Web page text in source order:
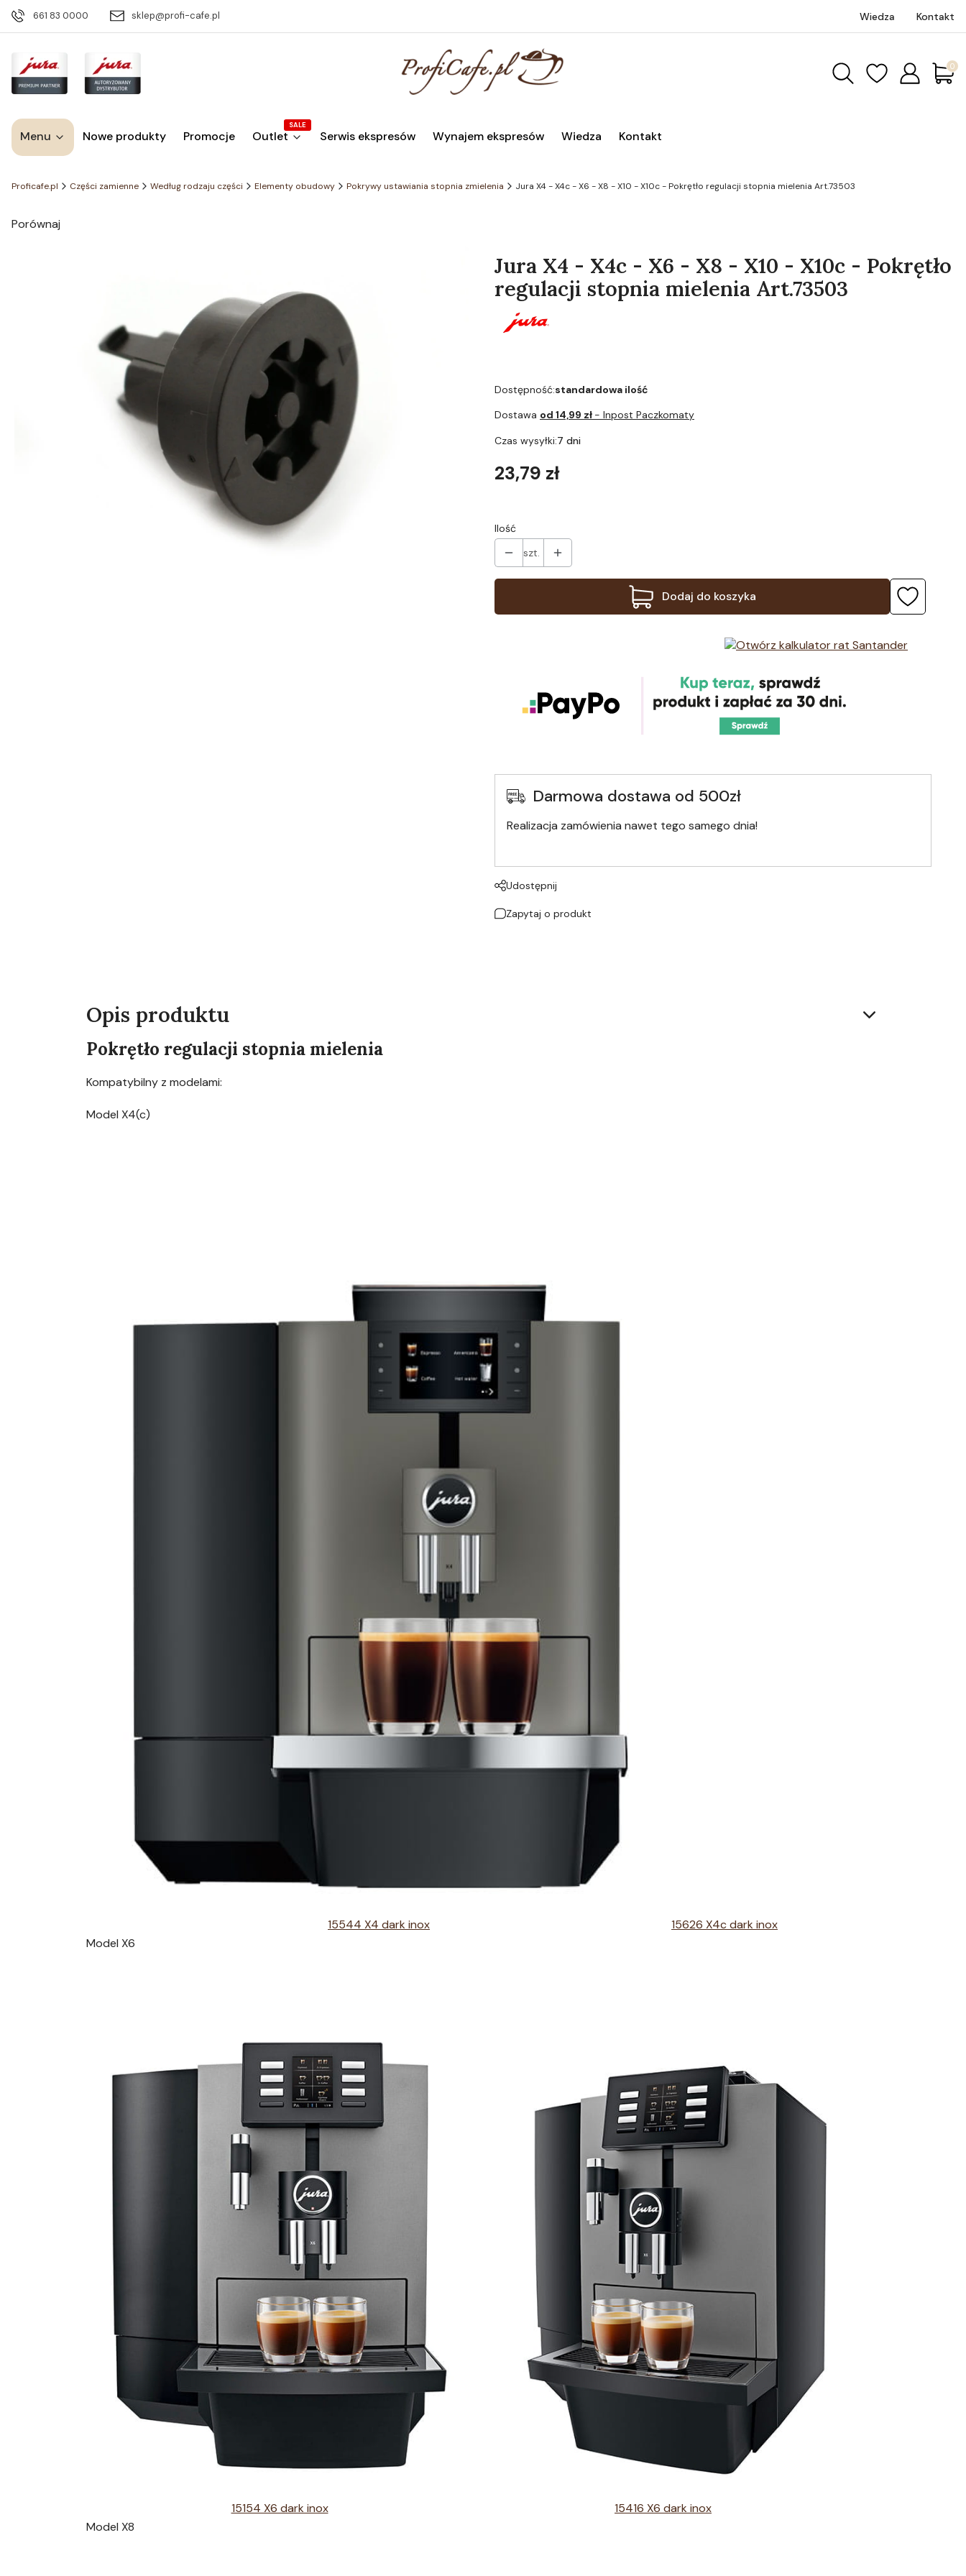
661 83 0000 sklep@profi-cafe.pl Wiedza Kontakt
Menu Nowe produkty Promocje Outlet
SALE
Serwis ekspresów Wynajem ekspresów Wiedza Kontakt
Proficafe.pl Części zamienne Według rodzaju części Elementy obudowy Pokrywy ustawiania stopnia zmielenia Jura X4 - X4c - X6 - X8 - X10 - X10c - Pokrętło regulacji stopnia mielenia Art.73503
Porównaj
Jura X4 - X4c - X6 - X8 - X10 - X10c - Pokrętło
regulacji stopnia mielenia Art.73503
Dostępność:standardowa ilość
Dostawa od 14,99 zł - Inpost Paczkomaty
Czas wysyłki:7 dni
Cena
23,79 zł
Ilość
szt.
Dodaj do koszyka
Darmowa dostawa od 500zł
Realizacja zamówienia nawet tego samego dnia!
Udostępnij
Zapytaj o produkt
Opis produktu
Pokrętło regulacji stopnia mielenia
Kompatybilny z modelami:
Model X4(c)
15544 X4 dark inox
15626 X4c dark inox
Model X6
15154 X6 dark inox
15416 X6 dark inox
Model X8